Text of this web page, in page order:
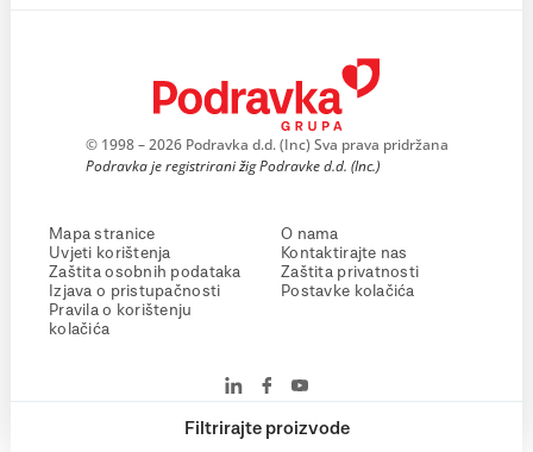
Filtrirajte proizvode
© 1998 – 2026 Podravka d.d. (Inc) Sva prava pridržana
Podravka je registrirani žig Podravke d.d. (Inc.)
Mapa stranice
Uvjeti korištenja
Zaštita osobnih podataka
Izjava o pristupačnosti
Pravila o korištenju
kolačića
O nama
Kontaktirajte nas
Zaštita privatnosti
Postavke kolačića